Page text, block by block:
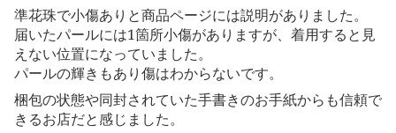
準花珠で小傷ありと商品ページには説明がありました。
届いたパールには1箇所小傷がありますが、着用すると見
えない位置になっていました。
パールの輝きもあり傷はわからないです。
梱包の状態や同封されていた手書きのお手紙からも信頼で
きるお店だと感じました。